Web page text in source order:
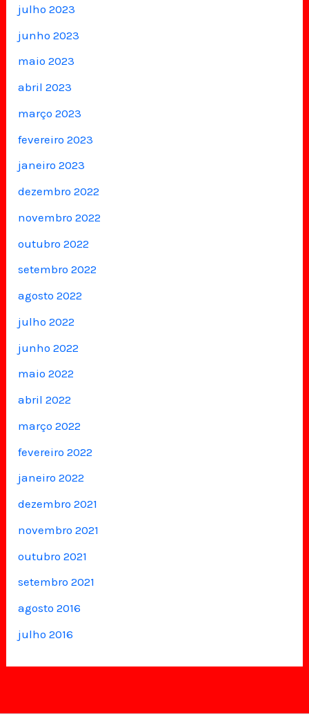
julho 2023
junho 2023
maio 2023
abril 2023
março 2023
fevereiro 2023
janeiro 2023
dezembro 2022
novembro 2022
outubro 2022
setembro 2022
agosto 2022
julho 2022
junho 2022
maio 2022
abril 2022
março 2022
fevereiro 2022
janeiro 2022
dezembro 2021
novembro 2021
outubro 2021
setembro 2021
agosto 2016
julho 2016